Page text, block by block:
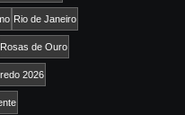
Rio de Janeiro
Rosas de Ouro
2026